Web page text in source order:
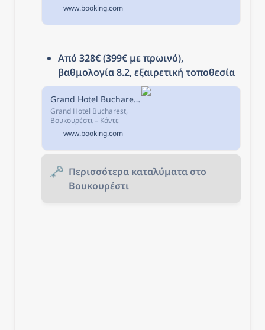
Βόρειο Σιδηροδρομικό
Σταθμό του
Βουκουρεστίου.
www.booking.com
Από 328€ (399€ με πρωινό),
βαθμολογία 8.2, εξαιρετική τοποθεσία
Grand Hotel Bucharest, Βουκουρέστι, Ρουμανία
Grand Hotel Bucharest,
Βουκουρέστι – Κάντε
κράτηση με Εγγύηση
Καλύτερης Τιμής! 3235
σχόλια και 45
περιμένουν στη
Booking.com.
www.booking.com
🗝️ Περισσότερα καταλύματα στο
Βουκουρέστι